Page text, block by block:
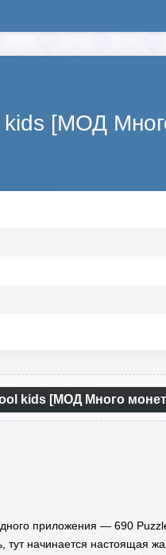
kids [МОД
kids [МОД Много
приложения — 690
тут начинается настоящая